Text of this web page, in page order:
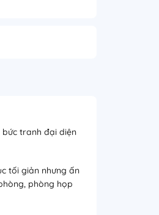
tranh đại diện
tối giản nhưng ấn
phòng họp